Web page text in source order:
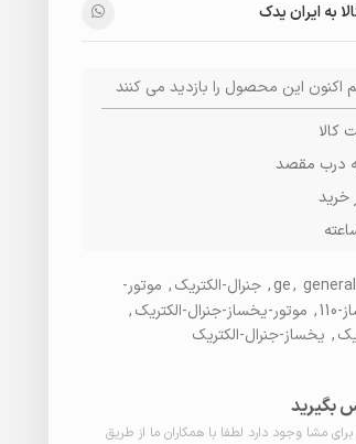
به ایران یدک
اکنون این محصول را بازدید می کنند
کالا
درب مقصد
خرید
ge,
, جنرال-الکتریک, موتور-
, موتور-یخساز-جنرال-الکتریک,
, یخساز-جنرال-الکتریک
بگیرید
مشا وجود دارد لطفا با همکاران ما از طریق